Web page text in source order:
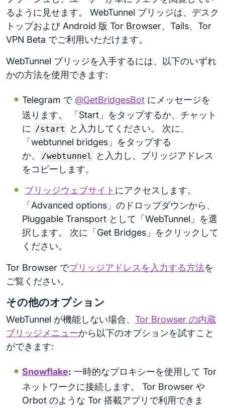
るように見せます。 WebTunnel ブリッジは、デスク
トップおよび Android 版 Tor Browser、Tails、Tor
VPN Beta でご利用いただけます。
WebTunnel ブリッジを入手するには、以下のいずれ
かの方法を使用できます:
Telegram で @GetBridgesBot にメッセージを
送ります。 「Start」をタップするか、チャット
に /start
と入力してください。 次に、
「webtunnel bridges」をタップする
か、
/webtunnel
と入力し、ブリッジアドレス
をコピーします。
ブリッジウェブサイト にアクセスします。
「Advanced options」のドロップダウンから、
Pluggable Transport として「WebTunnel」を選
択します。 次に「Get Bridges」をクリックして
ください。
Tor Browser でブリッジアドレスを入力する方法を
ご覧ください。
その他のオプション
WebTunnel が機能しない場合、 Tor Browser の内蔵
ブリッジメニューから以下のオプションを試すこと
ができます:
Snowflake: 一時的なプロキシーを使用して Tor
ネットワークに接続します。 Tor Browser や
Orbot のような Tor 搭載アプリで利用できま